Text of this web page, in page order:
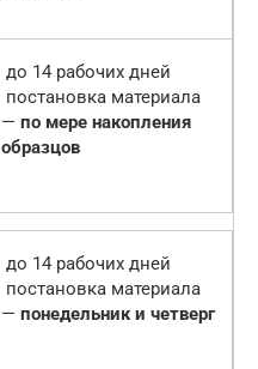
до 14 рабочих дней
постановка материала
— по мере накопления
образцов
до 14 рабочих дней
постановка материала
— понедельник и четверг